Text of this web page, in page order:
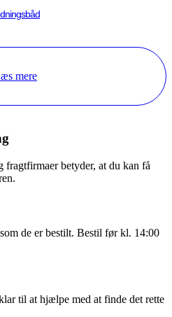
mere
fragtfirmaer betyder, at du kan få
de er bestilt. Bestil før kl. 14:00
til at hjælpe med at finde det rette